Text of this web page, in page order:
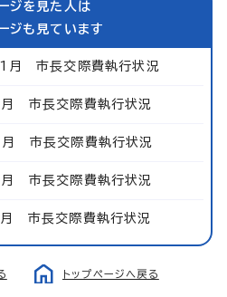
ジを見た人は
ジも見ています
月 市長交際費執行状況
市長交際費執行状況
市長交際費執行状況
市長交際費執行状況
市長交際費執行状況
トップページへ戻る